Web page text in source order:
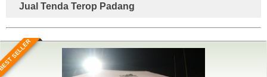
Jual Tenda Terop Padang
SELLER